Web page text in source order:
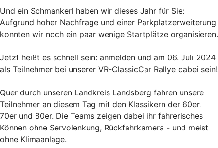
Und ein Schmankerl haben wir dieses Jahr für Sie:
Aufgrund hoher Nachfrage und einer Parkplatzerweiterung
konnten wir noch ein paar wenige Startplätze organisieren.
Jetzt heißt es schnell sein: anmelden und am 06. Juli 2024
als Teilnehmer bei unserer VR-ClassicCar Rallye dabei sein!
Quer durch unseren Landkreis Landsberg fahren unsere
Teilnehmer an diesem Tag mit den Klassikern der 60er,
70er und 80er. Die Teams zeigen dabei ihr fahrerisches
Können ohne Servolenkung, Rückfahrkamera - und meist
ohne Klimaanlage.